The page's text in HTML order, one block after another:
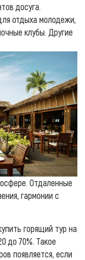
досуга.
отдыха молодежи,
клубы. Другие
Отдаленные
гармонии с
горящий тур на
до 70%. Такое
появляется, если